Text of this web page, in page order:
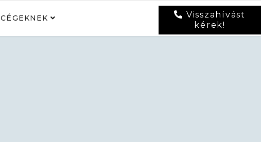
CÉGEKNEK
Visszahívást
kérek!